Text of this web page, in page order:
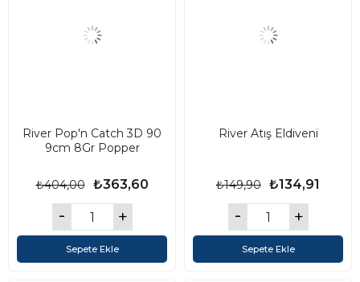
River Pop'n Catch 3D 90
9cm 8Gr Popper
₺363,60
₺404,00
Sepete Ekle
River Atış Eldiveni
₺134,91
₺149,90
Sepete Ekle